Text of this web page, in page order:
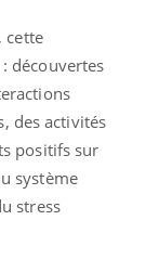
cette
découvertes
des activités
positifs sur
système
stress